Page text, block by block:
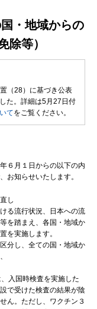
・地域からの
除等）
（28）に基づき公表
た。詳細は5月27日付
てをご覧ください。
６月１日からの以下の内
お知らせいたします。
し
る流行状況、日本への流
を踏まえ、各国・地域か
を実施します。
分し、全ての国・地域か
入国時検査を実施した
で受けた検査の結果が陰
ん。ただし、ワクチン３